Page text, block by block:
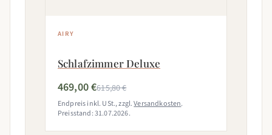
AIRY
Schlafzimmer Deluxe
469,00 €615,80 €
Endpreis inkl. USt., zzgl.Versandkosten.
Preisstand: 31.07.2026.